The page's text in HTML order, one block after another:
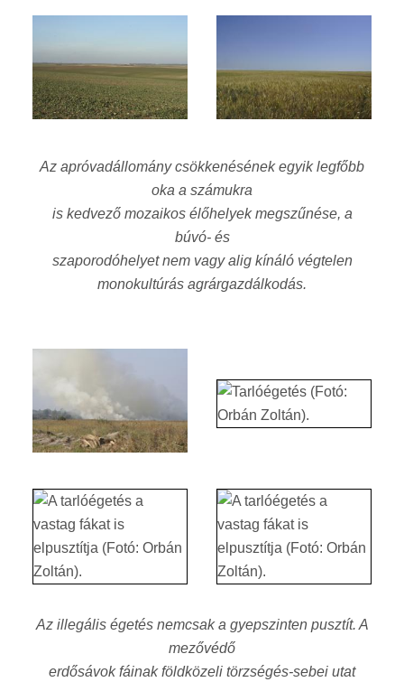
Az apróvadállomány csökkenésének egyik legfőbb
oka a számukra
is kedvező mozaikos élőhelyek megszűnése, a
búvó- és
szaporodóhelyet nem vagy alig kínáló végtelen
monokultúrás agrárgazdálkodás.
Az illegális égetés nemcsak a gyepszinten pusztít. A
mezővédő
erdősávok fáinak földközeli törzségés-sebei utat